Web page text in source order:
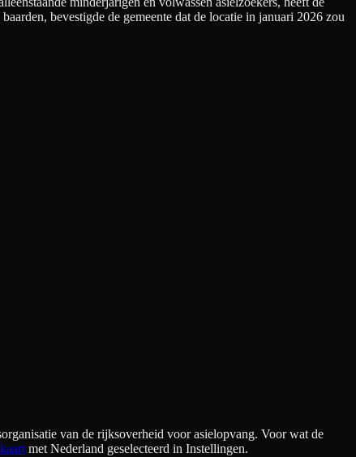
bevestigde de gemeente dat de locatie in januari 2026 zou
van de rijksoverheid voor asielopvang. Voor wat de
met Nederland geselecteerd in Instellingen.